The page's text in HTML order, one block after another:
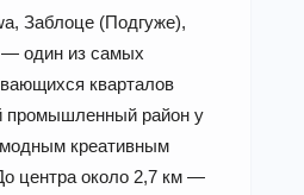
Заблоце (Подгуже),
— один из самых
кварталов
промышленный район у
креативным
центра около 2,7 км —